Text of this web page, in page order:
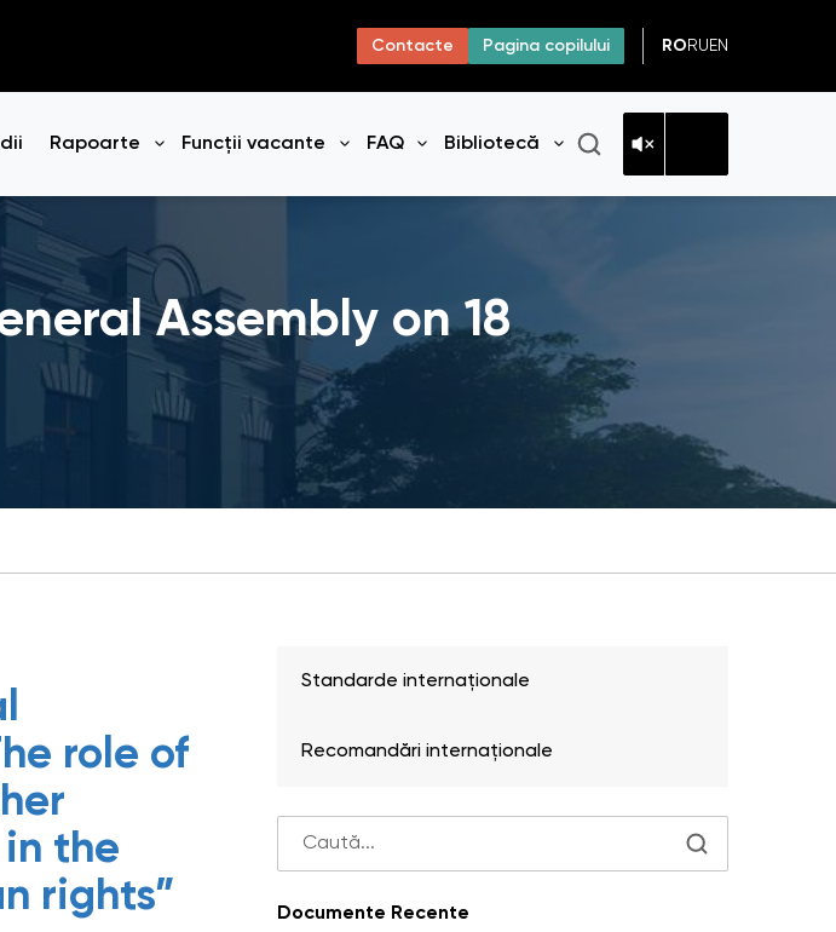
Contacte Pagina copilului RO RU EN
meniul
Rapoarte
Deschide meniul
Funcții vacante FAQ
Deschide meniul
Bibliotecă
Deschide meniul
Assembly on 18
role of
the
rights”
Standarde internaționale
Recomandări internaționale
Documente Recente